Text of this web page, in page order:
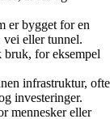
er bygget for en
eller tunnel.
bruk, for eksempel
infrastruktur, ofte
investeringer.
mennesker eller